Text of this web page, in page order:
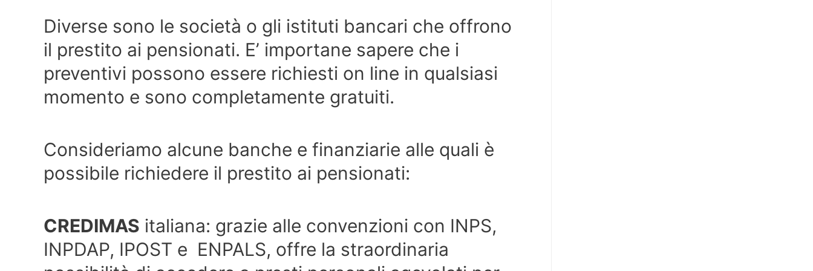
Diverse sono le società o gli istituti bancari che offrono
il prestito ai pensionati. E’ importane sapere che i
preventivi possono essere richiesti on line in qualsiasi
momento e sono completamente gratuiti.
Consideriamo alcune banche e finanziarie alle quali è
possibile richiedere il prestito ai pensionati:
CREDIMAS italiana: grazie alle convenzioni con INPS,
INPDAP, IPOST e ENPALS, offre la straordinaria